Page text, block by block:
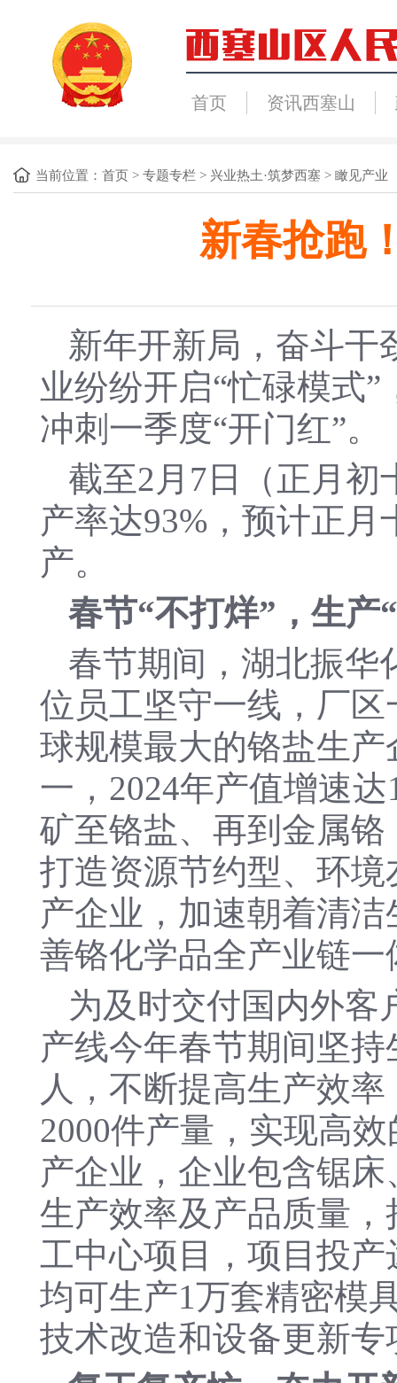
首页 资讯西塞山
当前位置： 首页 > 专题专栏 > 兴业热土·筑梦西塞 > 瞰见产业
新春抢跑
新年开新局，奋斗干
业纷纷开启“忙碌模式
冲刺一季度“开门红”。
截至2月7日（正月初
产率达93%，预计正
产。
春节“不打烊”，生产
春节期间，湖北振华
位员工坚守一线，厂
球规模最大的铬盐生
一，2024年产值增速
矿至铬盐、再到金属
打造资源节约型、环
产企业，加速朝着清
善铬化学品全产业链
为及时交付国内外客
产线今年春节期间坚
人，不断提高生产效
2000件产量，实现高
产企业，企业包含锯
生产效率及产品质量
工中心项目，项目投
均可生产1万套精密模
技术改造和设备更新